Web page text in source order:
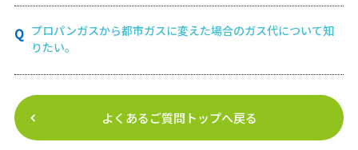
プロパンガスから都市ガスに変えた場合のガス代について知
りたい。
よくあるご質問トップへ戻る